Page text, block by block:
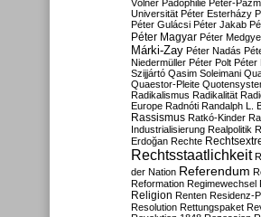
Völner Pädophilie Péter-
Universität Péter Esterházy
Péter Gulácsi Péter Jakab
Péter Magyar Péter
Márki-Zay Péter Nadás
Niedermüller Péter Polt Péter
Szijjártó Qasim Soleimani
Quaestor-Pleite
Radikalismus Radikalität
Europe Radnóti Randalph L.
Rassismus Ratkó-Kinder
Industrialisierung Realpolitik
Erdoğan Rechte
Rechtsstaatlichkeit
der Nation Referendum
Reformation Regimewechsel
Religion Renten Residenz-
Resolution Rettungspaket